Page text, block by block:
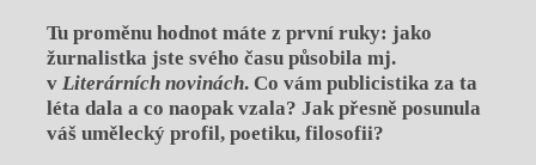
Tu proměnu hodnot máte z první ruky: jako
žurnalistka jste svého času působila mj.
v Literárních novinách. Co vám publicistika za ta
léta dala a co naopak vzala? Jak přesně posunula
váš umělecký profil, poetiku, filosofii?